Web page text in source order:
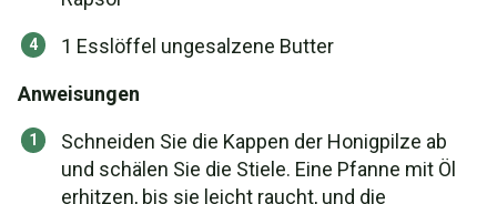
1 Esslöffel ungesalzene Butter
Anweisungen
Schneiden Sie die Kappen der Honigpilze ab
und schälen Sie die Stiele. Eine Pfanne mit Öl
erhitzen, bis sie leicht raucht, und die